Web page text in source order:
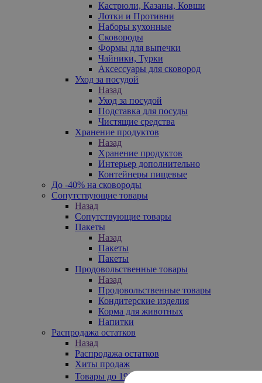
Кастрюли, Казаны, Ковши
Лотки и Противни
Наборы кухонные
Сковороды
Формы для выпечки
Чайники, Турки
Аксессуары для сковород
Уход за посудой
Назад
Уход за посудой
Подставка для посуды
Чистящие средства
Хранение продуктов
Назад
Хранение продуктов
Интерьер дополнительно
Контейнеры пищевые
До -40% на сковороды
Сопутствующие товары
Назад
Сопутствующие товары
Пакеты
Назад
Пакеты
Пакеты
Продовольственные товары
Назад
Продовольственные товары
Кондитерские изделия
Корма для животных
Напитки
Распродажа остатков
Назад
Распродажа остатков
Хиты продаж
Товары до 199₽